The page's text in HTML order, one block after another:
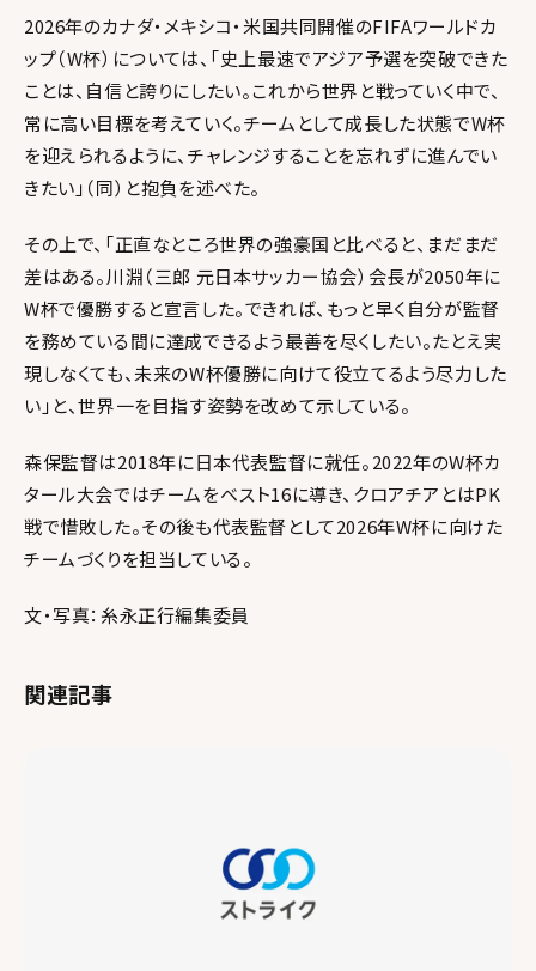
2026年のカナダ・メキシコ・米国共同開催のFIFAワールドカ
ップ（W杯）については、「史上最速でアジア予選を突破できた
ことは、自信と誇りにしたい。これから世界と戦っていく中で、
常に高い目標を考えていく。チームとして成長した状態でW杯
を迎えられるように、チャレンジすることを忘れずに進んでい
きたい」（同）と抱負を述べた。
その上で、「正直なところ世界の強豪国と比べると、まだまだ
差はある。川淵（三郎 元日本サッカー協会）会長が2050年に
W杯で優勝すると宣言した。できれば、もっと早く自分が監督
を務めている間に達成できるよう最善を尽くしたい。たとえ実
現しなくても、未来のW杯優勝に向けて役立てるよう尽力した
い」と、世界一を目指す姿勢を改めて示している。
森保監督は2018年に日本代表監督に就任。2022年のW杯カ
タール大会ではチームをベスト16に導き、クロアチアとはPK
戦で惜敗した。その後も代表監督として2026年W杯に向けた
チームづくりを担当している。
文・写真：糸永正行編集委員
関連記事